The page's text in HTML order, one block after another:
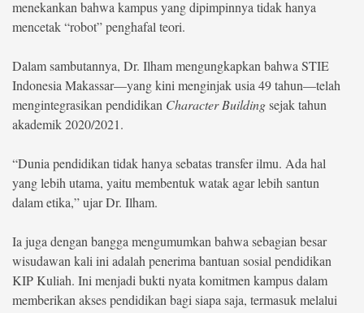
menekankan bahwa kampus yang dipimpinnya tidak hanya
mencetak “robot” penghafal teori.
Dalam sambutannya, Dr. Ilham mengungkapkan bahwa STIE
Indonesia Makassar—yang kini menginjak usia 49 tahun—telah
mengintegrasikan pendidikan Character Buildingsejak tahun
akademik 2020/2021.
“Dunia pendidikan tidak hanya sebatas transfer ilmu. Ada hal
yang lebih utama, yaitu membentuk watak agar lebih santun
dalam etika,” ujar Dr. Ilham.
Ia juga dengan bangga mengumumkan bahwa sebagian besar
wisudawan kali ini adalah penerima bantuan sosial pendidikan
KIP Kuliah. Ini menjadi bukti nyata komitmen kampus dalam
memberikan akses pendidikan bagi siapa saja, termasuk melalui